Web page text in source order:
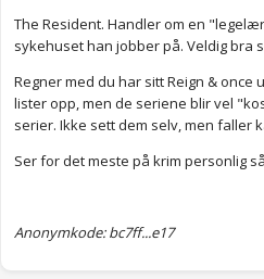
The Resident. Handler om en
sykehuset han jobber på. Veldig bra
Regner med du har sitt Reign & once
lister opp, men de seriene blir vel
serier. Ikke sett dem selv, men faller
Ser for det meste på krim personlig
Anonymkode: bc7ff...e17